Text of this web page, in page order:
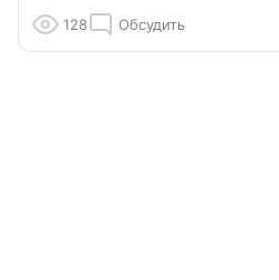
128 Обсудить